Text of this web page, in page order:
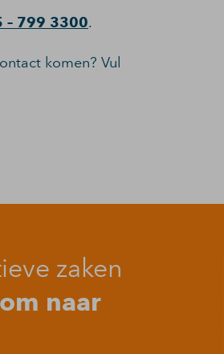
– 799 3300.
komen? Vul
zaken
naar